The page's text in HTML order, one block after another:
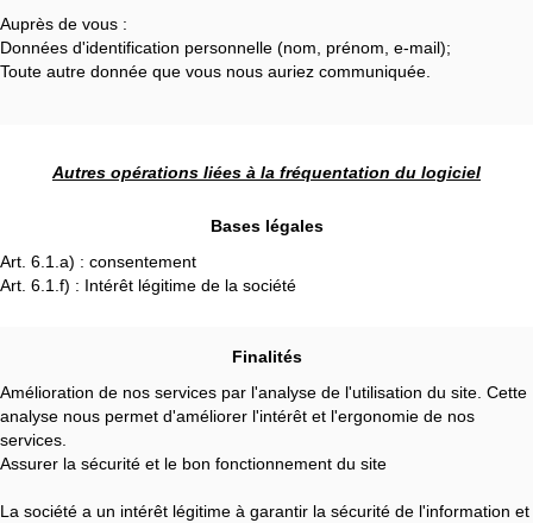
Auprès de vous :
Données d'identification personnelle (nom, prénom, e-mail);
Toute autre donnée que vous nous auriez communiquée.
Autres opérations liées à la fréquentation du logiciel
Bases légales
Art. 6.1.a) : consentement
Art. 6.1.f) : Intérêt légitime de la société
Finalités
Amélioration de nos services par l'analyse de l'utilisation du site. Cette
analyse nous permet d'améliorer l'intérêt et l'ergonomie de nos
services.
Assurer la sécurité et le bon fonctionnement du site
La société a un intérêt légitime à garantir la sécurité de l'information et